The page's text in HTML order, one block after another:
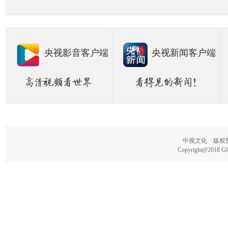
央视影音客户端 央视新闻客户端
中视文化 版权
Copyright@2018